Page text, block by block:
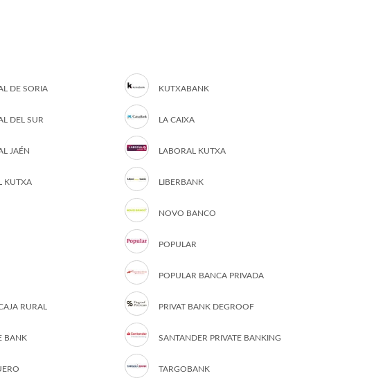
DE SORIA
DEL SUR
JAÉN
KUTXA
RURAL
BANK
KUTXABANK
LA CAIXA
LABORAL KUTXA
LIBERBANK
NOVO BANCO
POPULAR
POPULAR BANCA PRIVADA
PRIVAT BANK DEGROOF
SANTANDER PRIVATE BANKING
TARGOBANK